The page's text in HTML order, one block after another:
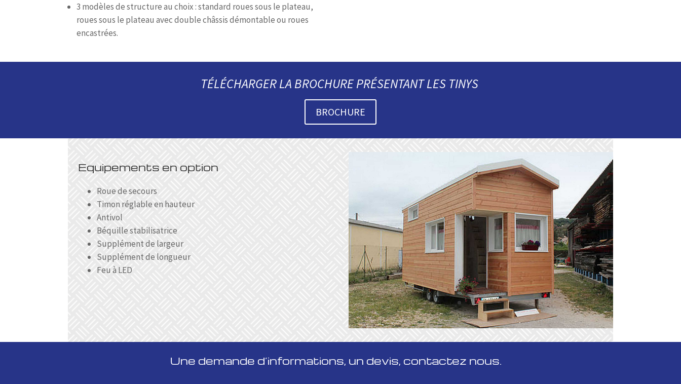
3 modèles de structure au choix : standard roues sous le plateau,
roues sous le plateau avecdouble châssis démontable ou roues
encastrées.
TÉLÉCHARGER LA BROCHURE PRÉSENTANT LES TINYS
BROCHURE
Equipements en option
Roue de secours
Timon réglable en hauteur
Antivol
Béquille stabilisatrice
Supplément de largeur
Supplément de longueur
Feu à LED
Une demande d’informations, un devis, contactez nous.